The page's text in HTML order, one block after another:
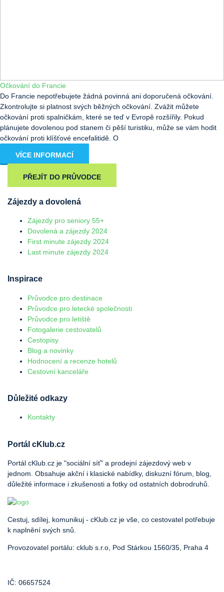
Očkování do Francie
Do Francie nepotřebujete žádná povinná ani doporučená očkování.
Zkontrolujte si platnost svých běžných očkování. Zvážit můžete
očkování proti spalničkám, které se teď v Evropě rozšířily. Pokud
plánujete dovolenou pod stanem či pěší turistiku, může se vám hodit
očkování proti klíšťové encefalitidě. O
VÍCE INFORMACÍ
PŘEJÍT DO PRŮVODCE
Zájezdy a dovolená
Zájezdy pro seniory 55+
Dovolená a zájezdy 2024
First minute zájezdy 2024
Last minute zájezdy 2024
Inspirace
Průvodce pro destinace
Průvodce pro letecké společnosti
Průvodce pro letiště
Fotogalerie cestovatelů
Cestopisy
Blog a novinky
Hodnocení a recenze hotelů
Cestovní kanceláře
Důležité odkazy
Kontakty
Portál cKlub.cz
Portál cKlub.cz je "sociální síť" a prodejní zájezdový web v
jednom. Obsahuje akční i klasické nabídky, diskuzní fórum, blog,
důležité informace i zkušenosti a fotky od ostatních dobrodruhů.
Cestuj, sdílej, komunikuj - cKlub.cz je vše, co cestovatel potřebuje
k naplnění svých snů.
Provozovatel portálu: cklub s.r.o, Pod Stárkou 1560/35, Praha 4
IČ: 06657524